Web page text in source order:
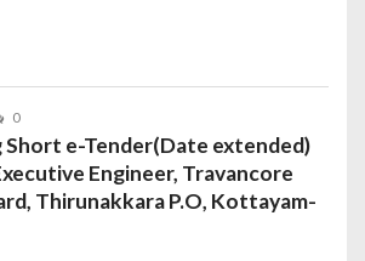
0
e-Tender(Date extended)
Engineer, Travancore
Thirunakkara P.O, Kottayam-